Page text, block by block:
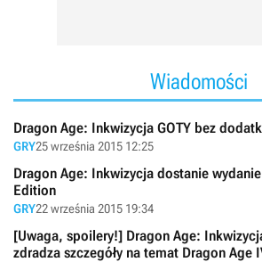
Wiadomości
Dragon Age: Inkwizycja GOTY bez
GRY25 września 2015 12:25
Dragon Age: Inkwizycja dostanie
Edition
GRY22 września 2015 19:34
[Uwaga, spoilery!] Dragon Age:
zdradza szczegóły na temat Dragon Age